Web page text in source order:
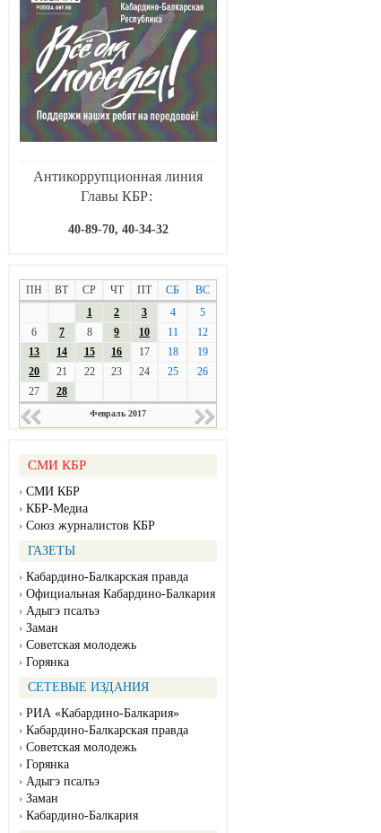
Антикоррупционная линия
Главы КБР:
40-89-70, 40-34-32
ПН ВТ СР ЧТ ПТ СБ
ВС
1
2 3 4
5
6
7 8 9 10 11
12
13
14 15 16 17 18
19
20
21 22 23 24 25
26
27
28
Февраль 2017
СМИ КБР
СМИ КБР
КБР-Медиа
Союз журналистов КБР
ГАЗЕТЫ
Кабардино-Балкарская правда
Официальная Кабардино-Балкария
Адыгэ псалъэ
Заман
Советская молодежь
Горянка
СЕТЕВЫЕ ИЗДАНИЯ
РИА «Кабардино-Балкария»
Кабардино-Балкарская правда
Советская молодежь
Горянка
Адыгэ псалъэ
Заман
Кабардино-Балкария